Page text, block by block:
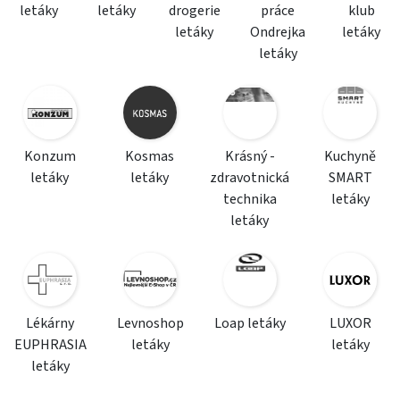
letáky
letáky
drogerie
letáky
práce
Ondrejka
letáky
klub
letáky
Konzum
letáky
Kosmas
letáky
Krásný -
zdravotnická
technika
letáky
Kuchyně
SMART
letáky
Lékárny
EUPHRASIA
letáky
Levnoshop
letáky
Loap letáky
LUXOR
letáky